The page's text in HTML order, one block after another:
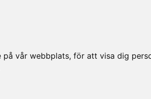
vår webbplats, för att visa dig